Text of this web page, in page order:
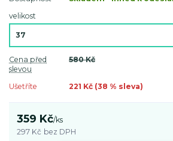
velikost
Cena před
slevou
580 Kč
Ušetříte 221 Kč (38 % sleva)
359 Kč/ks
297 Kč bez DPH